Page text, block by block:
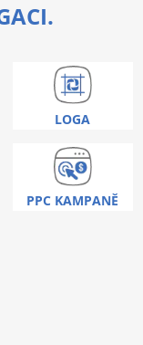
LOGA
PPC KAMPANĚ